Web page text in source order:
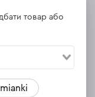
товар або